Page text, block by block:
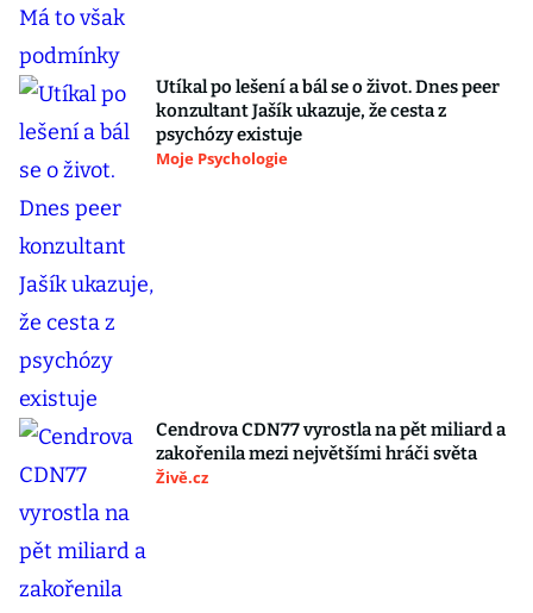
Utíkal po lešení a bál se o život. Dnes peer
konzultant Jašík ukazuje, že cesta z
psychózy existuje
Moje Psychologie
Cendrova CDN77 vyrostla na pět miliard a
zakořenila mezi největšími hráči světa
Živě.cz